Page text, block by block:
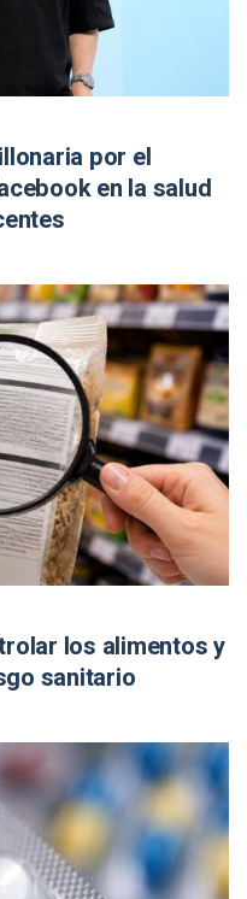
por el
en la salud
los alimentos y
sanitario